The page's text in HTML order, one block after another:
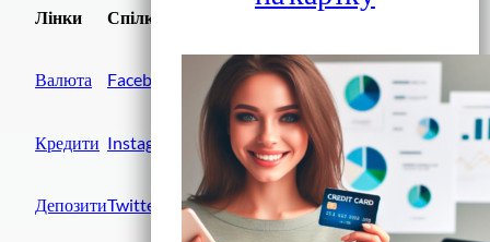
Лінки
Валюта
Кредити
Депозити
Спілки
Facebook
Instagram
Twitter